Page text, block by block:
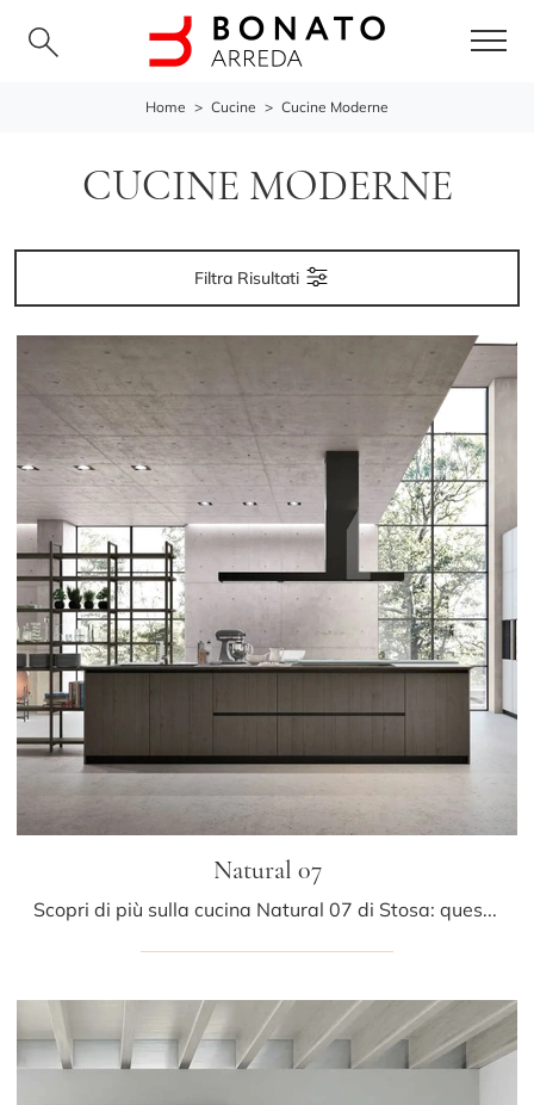
Home > Cucine > Cucine Moderne
CUCINE MODERNE
Filtra Risultati
Natural 07
Scopri di più sulla cucina Natural 07 di Stosa: questa soluzione in laccato opaco sarà la scelta ideale per te!